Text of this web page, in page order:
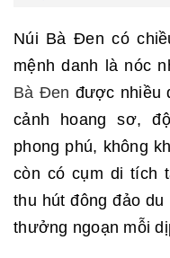
Núi Bà Đen có
mệnh danh là nóc
Bà Đen được nhiều
cảnh hoang sơ,
phong phú, không
còn có cụm di tích
thu hút đông đảo
thưởng ngoạn mỗi